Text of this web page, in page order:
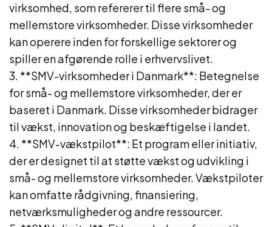
virksomhed, som refererer til flere små- og
mellemstore virksomheder. Disse virksomheder
kan operere inden for forskellige sektorer og
spiller en afgørende rolle i erhvervslivet.
3. **SMV-virksomheder i Danmark**: Betegnelse
for små- og mellemstore virksomheder, der er
baseret i Danmark. Disse virksomheder bidrager
til vækst, innovation og beskæftigelse i landet.
4. **SMV-vækstpilot**: Et program eller initiativ,
der er designet til at støtte vækst og udvikling i
små- og mellemstore virksomheder. Vækstpiloter
kan omfatte rådgivning, finansiering,
netværksmuligheder og andre ressourcer.